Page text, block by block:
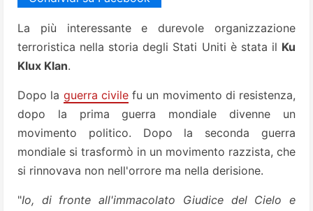
La più interessante e durevole organizzazione
terroristica nella storia degli Stati Uniti è stata il Ku
Klux Klan.
Dopo la guerra civilefu un movimento di resistenza,
dopo la prima guerra mondiale divenne un
movimento politico. Dopo la seconda guerra
mondiale si trasformò in un movimento razzista, che
si rinnovava non nell'orrore ma nella derisione.
"Io, di fronte all'immacolato Giudice del Cielo e